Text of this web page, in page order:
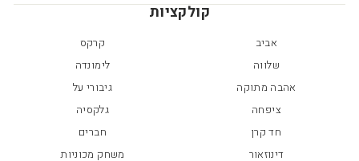
קולקציות
אביב
קרקס
שלווה
לימונדה
אהבה מתוקה
גיבורי על
ציפחה
גלקסיה
חד קרן
חברים
דינוזאור
משחק מכוניות